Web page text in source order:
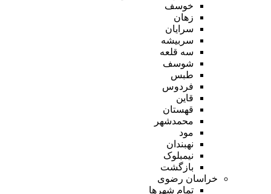
خوسف
زهان
سرایان
سربیشه
سه قلعه
شوسف
طبس
فردوس
قاین
قهستان
محمدشهر
مود
نهبندان
نیمبلوک
بازگشت
خراسان رضوی
تمام شهر‌ها